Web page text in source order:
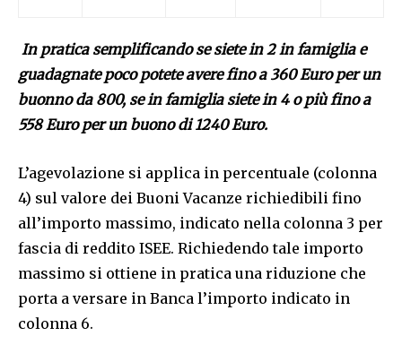
In pratica semplificando se siete in 2 in famiglia e
guadagnate poco potete avere fino a 360 Euro per un
buonno da 800, se in famiglia siete in 4 o più fino a
558 Euro per un buono di 1240 Euro.
L’agevolazione si applica in percentuale (colonna
4) sul valore dei Buoni Vacanze richiedibili fino
all’importo massimo, indicato nella colonna 3 per
fascia di reddito ISEE. Richiedendo tale importo
massimo si ottiene in pratica una riduzione che
porta a versare in Banca l’importo indicato in
colonna 6.